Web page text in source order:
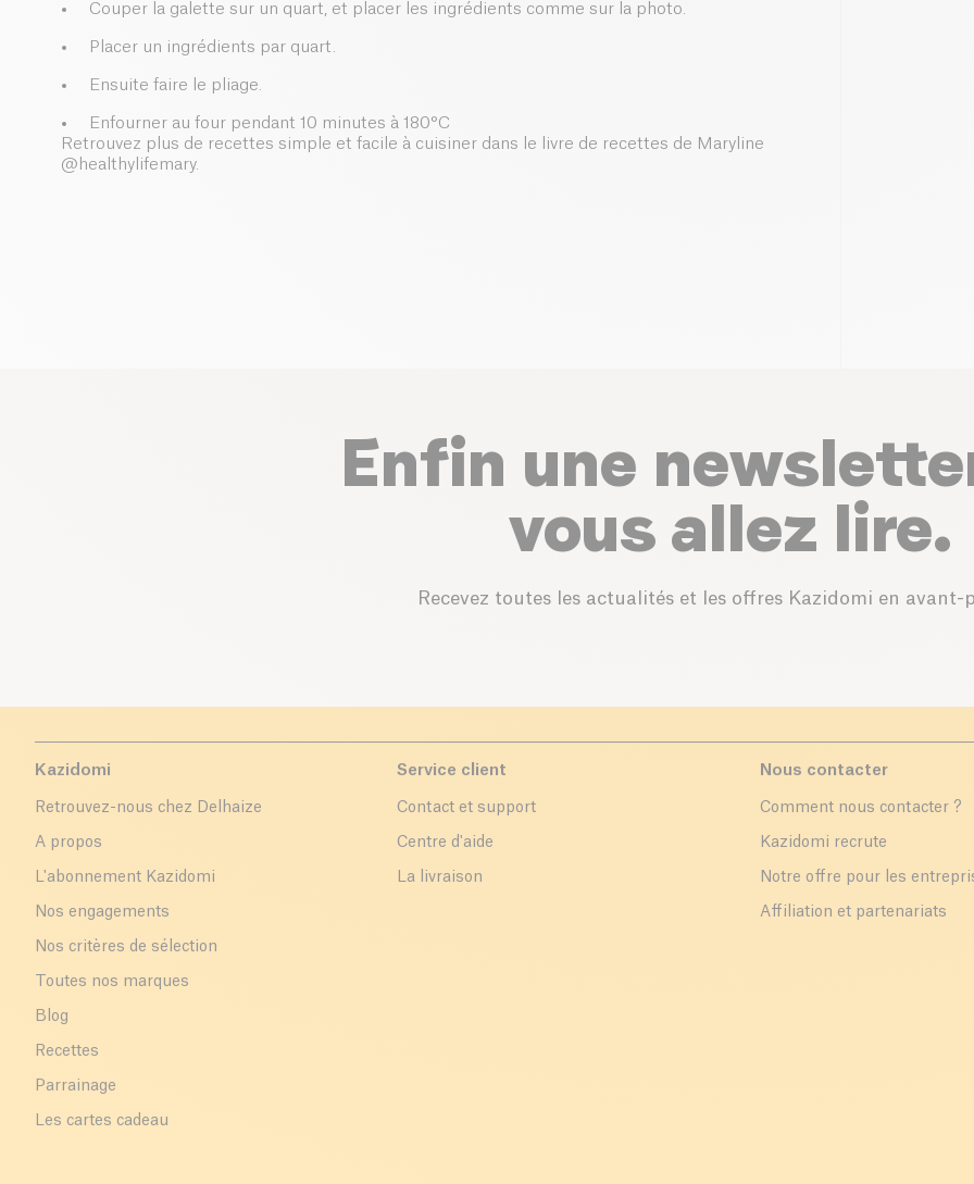
Couper la galette sur un quart, et placer les ingrédients comme sur la photo.
Placer un ingrédients par quart.
Ensuite faire le pliage.
Enfourner au four pendant 10 minutes à 180°C
Retrouvez plus de recettes simple et facile à cuisiner dans le livre de recettes de Maryline
@healthylifemary.
Enfin une
vous allez lire.
Recevez toutes les actualités et les offres Kazidomi en avant-
Kazidomi
Retrouvez-nous chez Delhaize
A propos
L'abonnement Kazidomi
Nos engagements
Nos critères de sélection
Toutes nos marques
Blog
Recettes
Parrainage
Les cartes cadeau
Service client
Contact et support
Centre d'aide
La livraison
Nous contacter
Comment nous contacter ?
Kazidomi recrute
Notre offre pour les
Affiliation et partenariats